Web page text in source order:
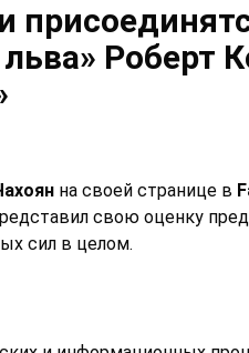
Роберт
на своей странице в
свою оценку
сил в целом.